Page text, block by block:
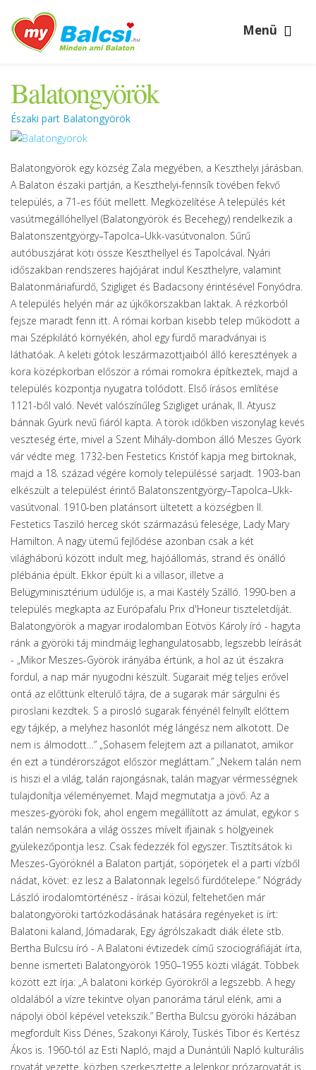
Menü
Balatongyörök
Északi part Balatongyörök
Balatongyörök egy község Zala megyében, a Keszthelyi járásban.
A Balaton északi partján, a Keszthelyi-fennsík tövében fekvő
település, a 71-es főút mellett. Megközelítése A település két
vasútmegállóhellyel (Balatongyörök és Becehegy) rendelkezik a
Balatonszentgyörgy–Tapolca–Ukk-vasútvonalon. Sűrű
autóbuszjárat köti össze Keszthellyel és Tapolcával. Nyári
időszakban rendszeres hajójárat indul Keszthelyre, valamint
Balatonmáriafürdő, Szigliget és Badacsony érintésével Fonyódra.
A település helyén már az újkőkorszakban laktak. A rézkorból
fejsze maradt fenn itt. A római korban kisebb telep működött a
mai Szépkilátó környékén, ahol egy fürdő maradványai is
láthatóak. A keleti gótok leszármazottjaiból álló keresztények a
kora középkorban először a római romokra építkeztek, majd a
település központja nyugatra tolódott. Első írásos említése
1121-ből való. Nevét valószínűleg Szigliget urának, II. Atyusz
bánnak Gyürk nevű fiáról kapta. A török időkben viszonylag kevés
veszteség érte, mivel a Szent Mihály-dombon álló Meszes Györk
vár védte meg. 1732-ben Festetics Kristóf kapja meg birtoknak,
majd a 18. század végére komoly településsé sarjadt. 1903-ban
elkészült a települést érintő Balatonszentgyörgy–Tapolca–Ukk-
vasútvonal. 1910-ben platánsort ültetett a községben II.
Festetics Tasziló herceg skót származású felesége, Lady Mary
Hamilton. A nagy ütemű fejlődése azonban csak a két
világháború között indult meg, hajóállomás, strand és önálló
plébánia épült. Ekkor épült ki a villasor, illetve a
Belügyminisztérium üdülője is, a mai Kastély Szálló. 1990-ben a
település megkapta az Európafalu Prix d'Honeur tiszteletdíját.
Balatongyörök a magyar irodalomban Eötvös Károly író - hagyta
ránk a györöki táj mindmáig leghangulatosabb, legszebb leírását
- „Mikor Meszes-Györök irányába értünk, a hol az út északra
fordul, a nap már nyugodni készült. Sugarait még teljes erővel
ontá az előttünk elterülő tájra, de a sugarak már sárgulni és
piroslani kezdtek. S a pirosló sugarak fényénél felnyílt előttem
egy tájkép, a melyhez hasonlót még lángész nem alkotott. De
nem is álmodott…” „Sohasem felejtem azt a pillanatot, amikor
én ezt a tündérországot először megláttam.” „Nekem talán nem
is hiszi el a világ, talán rajongásnak, talán magyar vérmességnek
tulajdonítja véleményemet. Majd megmutatja a jövő. Az a
meszes-györöki fok, ahol engem megállított az ámulat, egykor s
talán nemsokára a világ összes mívelt ifjainak s hölgyeinek
gyülekezőpontja lesz. Csak fedezzék föl egyszer. Tisztítsátok ki
Meszes-Györöknél a Balaton partját, söpörjetek el a parti vízből
nádat, követ: ez lesz a Balatonnak legelső fürdőtelepe.” Nógrády
László irodalomtörténész - írásai közül, feltehetően már
balatongyöröki tartózkodásának hatására regényeket is írt:
Balatoni kaland, Jómadarak, Egy ágrólszakadt diák élete stb.
Bertha Bulcsu író - A Balatoni évtizedek című szociográfiáját írta,
benne ismerteti Balatongyörök 1950–1955 közti világát. Többek
között ezt írja: „A balatoni körkép Györökről a legszebb. A hegy
oldalából a vízre tekintve olyan panoráma tárul elénk, ami a
nápolyi öböl képével vetekszik.” Bertha Bulcsu györöki házában
megfordult Kiss Dénes, Szakonyi Károly, Tüskés Tibor és Kertész
Ákos is. 1960-tól az Esti Napló, majd a Dunántúli Napló kulturális
rovatát vezette, közben szerkesztette a Jelenkor prózarovatát is.